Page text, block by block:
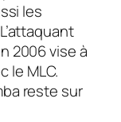
les
2006 vise à
le MLC.
reste sur